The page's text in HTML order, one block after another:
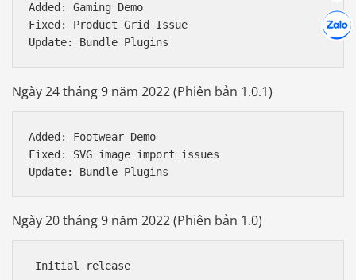
Added: Gaming Demo
Fixed: Product Grid Issue
Ngày 24 tháng 9 năm 2022 (Phiên bản 1.0.1)
Added: Footwear Demo
Fixed: SVG image import issues
Ngày 20 tháng 9 năm 2022 (Phiên bản 1.0)
Initial release
Chát